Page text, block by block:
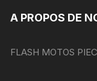
A PROPOS DE
FLASH MOTOS